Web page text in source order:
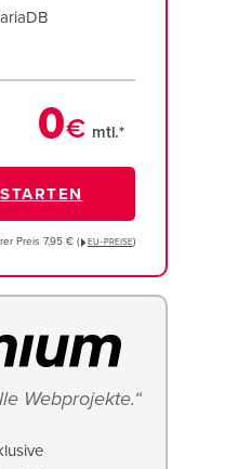
0€ mtl.*
Preis 7,95 € ( EU−PREISE)
Webprojekte.“